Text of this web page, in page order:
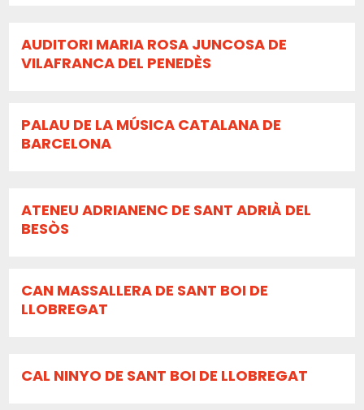
AUDITORI MARIA ROSA JUNCOSA DE
VILAFRANCA DEL PENEDÈS
PALAU DE LA MÚSICA CATALANA DE
BARCELONA
ATENEU ADRIANENC DE SANT ADRIÀ DEL
BESÒS
CAN MASSALLERA DE SANT BOI DE
LLOBREGAT
CAL NINYO DE SANT BOI DE LLOBREGAT